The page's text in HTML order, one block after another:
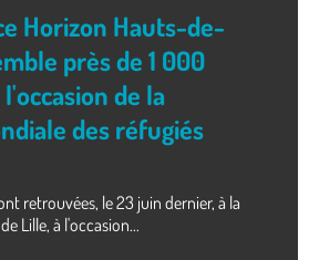
Horizon Hauts-de-
près de 1 000
de la
des réfugiés
retrouvées, le 23 juin dernier, à la
Lille, à l'occasion...